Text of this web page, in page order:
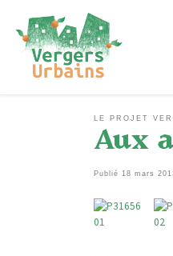
Passer au contenu
LE PROJET
Aux
Publié 18 mars